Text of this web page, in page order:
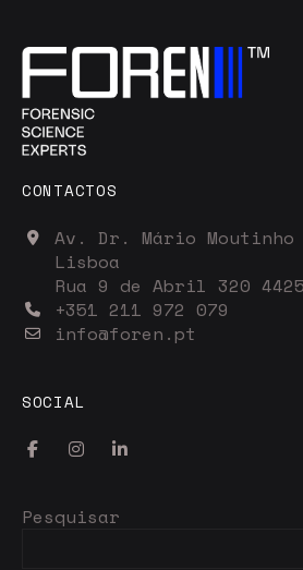
CONTACTOS
Av. Dr. Mário Moutinho
Lisboa
Rua 9 de Abril 320
+351 211 972 079
info@foren.pt
SOCIAL
Pesquisar